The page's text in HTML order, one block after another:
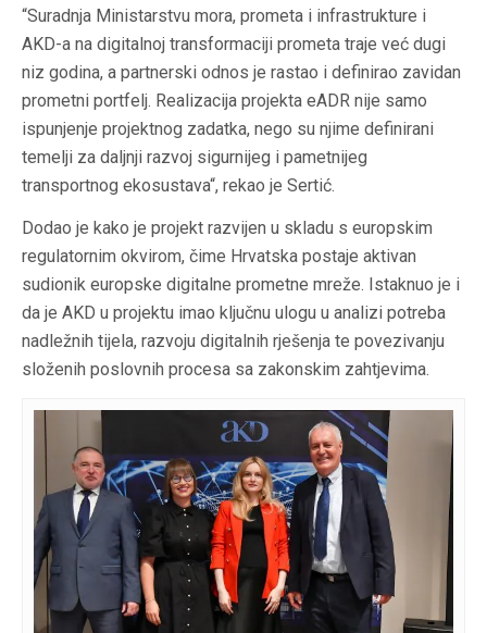
“Suradnja Ministarstvu mora, prometa i infrastrukture i
AKD-a na digitalnoj transformaciji prometa traje već dugi
niz godina, a partnerski odnos je rastao i definirao zavidan
prometni portfelj. Realizacija projekta eADR nije samo
ispunjenje projektnog zadatka, nego su njime definirani
temelji za daljnji razvoj sigurnijeg i pametnijeg
transportnog ekosustava“, rekao je Sertić.
Dodao je kako je projekt razvijen u skladu s europskim
regulatornim okvirom, čime Hrvatska postaje aktivan
sudionik europske digitalne prometne mreže. Istaknuo je i
da je AKD u projektu imao ključnu ulogu u analizi potreba
nadležnih tijela, razvoju digitalnih rješenja te povezivanju
složenih poslovnih procesa sa zakonskim zahtjevima.